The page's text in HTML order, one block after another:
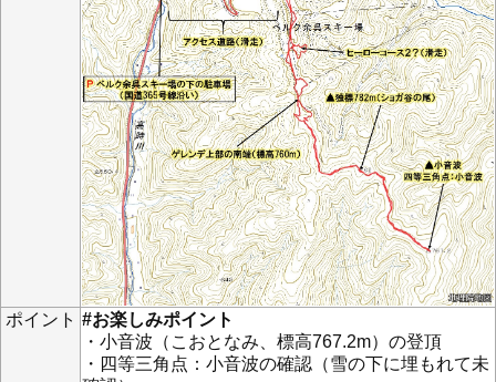
ポイント #お楽しみポイント
・小音波（こおとなみ、標高767.2m）の登頂
・四等三角点：小音波の確認（雪の下に埋もれて未